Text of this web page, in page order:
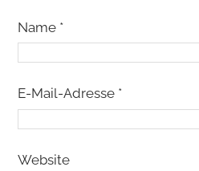
Name *
E-Mail-Adresse *
Website